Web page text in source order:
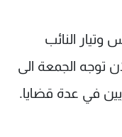
النائب
توجه الجمعة الى
في عدة قضايا.